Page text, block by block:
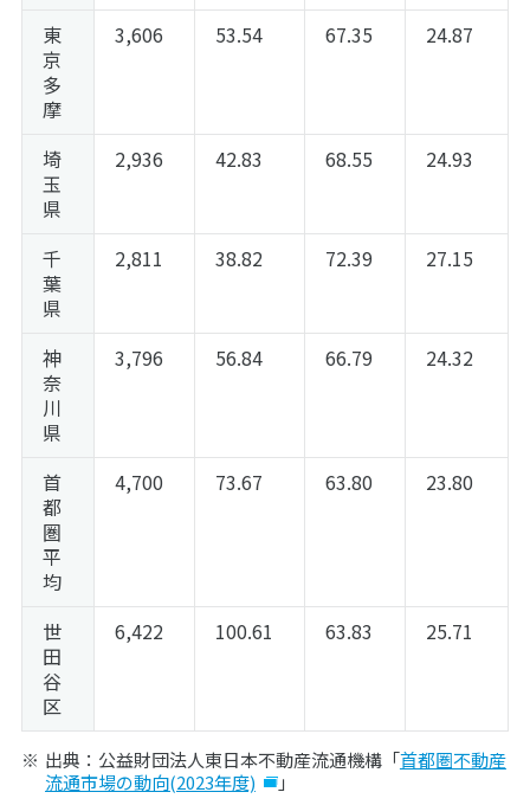
東
京
多
摩
3,606 53.54 67.35 24.87
埼
玉
県
2,936 42.83 68.55 24.93
千
葉
県
2,811 38.82 72.39 27.15
神
奈
川
県
3,796 56.84 66.79 24.32
首
都
圏
平
均
4,700 73.67 63.80 23.80
世
田
谷
区
6,422 100.61 63.83 25.71
出典：公益財団法人東日本不動産流通機構「首都圏不動産
流通市場の動向(2023年度)
」